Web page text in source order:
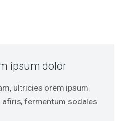
ipsum dolor
ultricies orem ipsum
fermentum sodales